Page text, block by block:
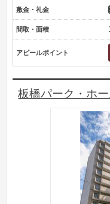
敷金・礼金
間取・面積
アピールポイント
板橋パーク・ホ